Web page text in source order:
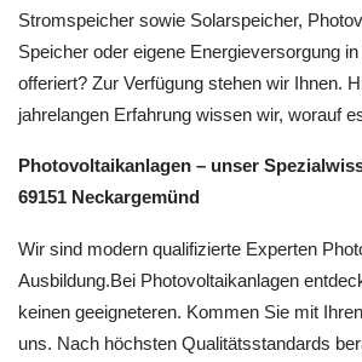
Stromspeicher sowie Solarspeicher,
Speicher oder eigene Energieversorgung
offeriert? Zur Verfügung stehen wir Ihnen.
jahrelangen Erfahrung wissen wir, worauf
Photovoltaikanlagen – unser
69151 Neckargemünd
Wir sind modern qualifizierte Experten
Ausbildung.Bei Photovoltaikanlagen
keinen geeigneteren. Kommen Sie mit
uns. Nach höchsten Qualitätsstandards